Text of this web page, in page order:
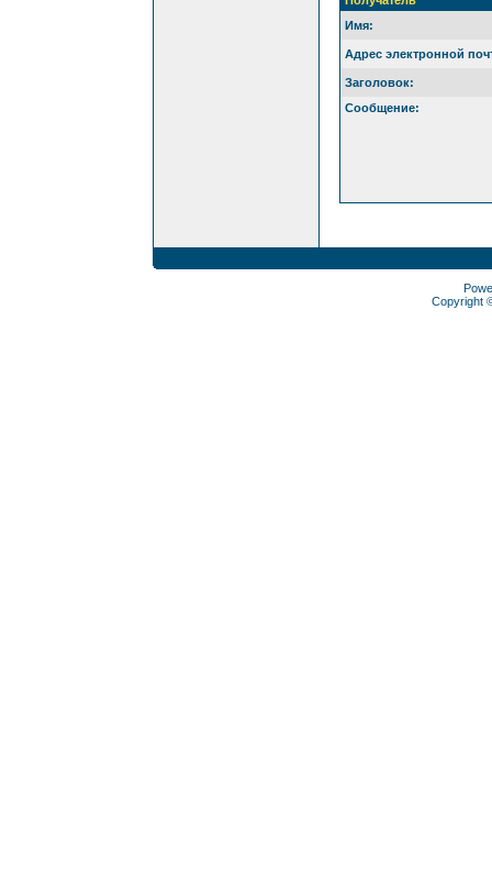
Имя:
Адрес электронной
Заголовок:
Сообщение:
Copyright